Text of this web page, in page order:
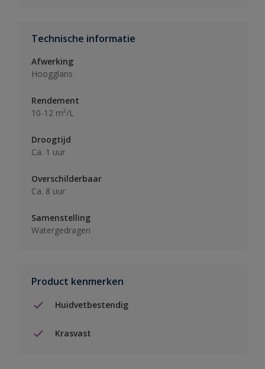
Technische informatie
Afwerking
Hoogglans
Rendement
10-12 m²/L
Droogtijd
Ca. 1 uur
Overschilderbaar
Ca. 8 uur
Samenstelling
Watergedragen
Product kenmerken
Huidvetbestendig
Krasvast